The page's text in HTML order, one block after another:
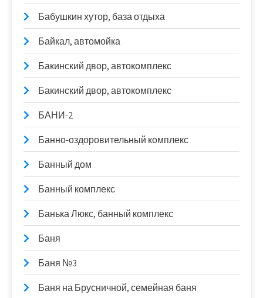
Бабушкин хутор, база отдыха
Байкал, автомойка
Бакинский двор, автокомплекс
Бакинский двор, автокомплекс
БАНИ-2
Банно-оздоровительный комплекс
Банный дом
Банный комплекс
Банька Люкс, банный комплекс
Баня
Баня №3
Баня на Брусничной, семейная баня